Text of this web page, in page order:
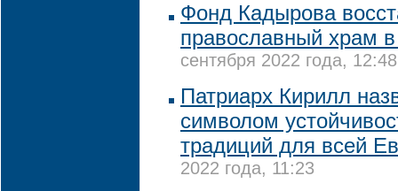
Фонд Кадырова
православный храм
сентября 2022 года, 12:48
Патриарх Кирилл
символом
традиций для всей
2022 года, 11:23